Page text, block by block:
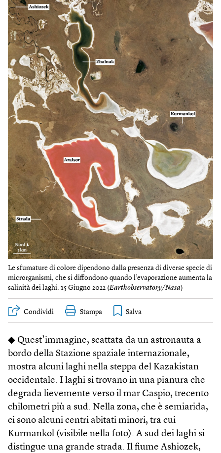
Le sfumature di colore dipendono dalla presenza di diverse specie di
microrganismi, che si diffondono quando l’evaporazione aumenta la
salinità dei laghi. 15 Giugno 2022 (Earthobservatory/Nasa)
Condividi Stampa
◆ Quest’immagine, scattata da un astronauta a
bordo della Stazione spaziale internazionale,
mostra alcuni laghi nella steppa del Kazakistan
occidentale. I laghi si trovano in una pianura che
degrada lievemente verso il mar Caspio, trecento
chilometri più a sud. Nella zona, che è semiarida,
ci sono alcuni centri abitati minori, tra cui
Kurmankol (visibile nella foto). A sud dei laghi si
distingue una grande strada. Il fiume Ashiozek,